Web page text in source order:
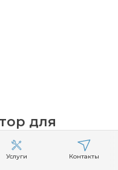
Услуги Контакты
для
Арника-